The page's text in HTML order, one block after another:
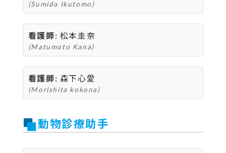
(Sumida Ikutomo)
看護師: 松本圭奈
(Matumoto Kana)
看護師: 森下心愛
(Morishita kokona)
動物診療助手